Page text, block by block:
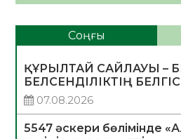
Соңғы
ҚҰРЫЛТАЙ САЙЛАУЫ –
БЕЛСЕНДІЛІКТІҢ БЕЛГІСІ
07.08.2026
5547 әскери бөлімінде